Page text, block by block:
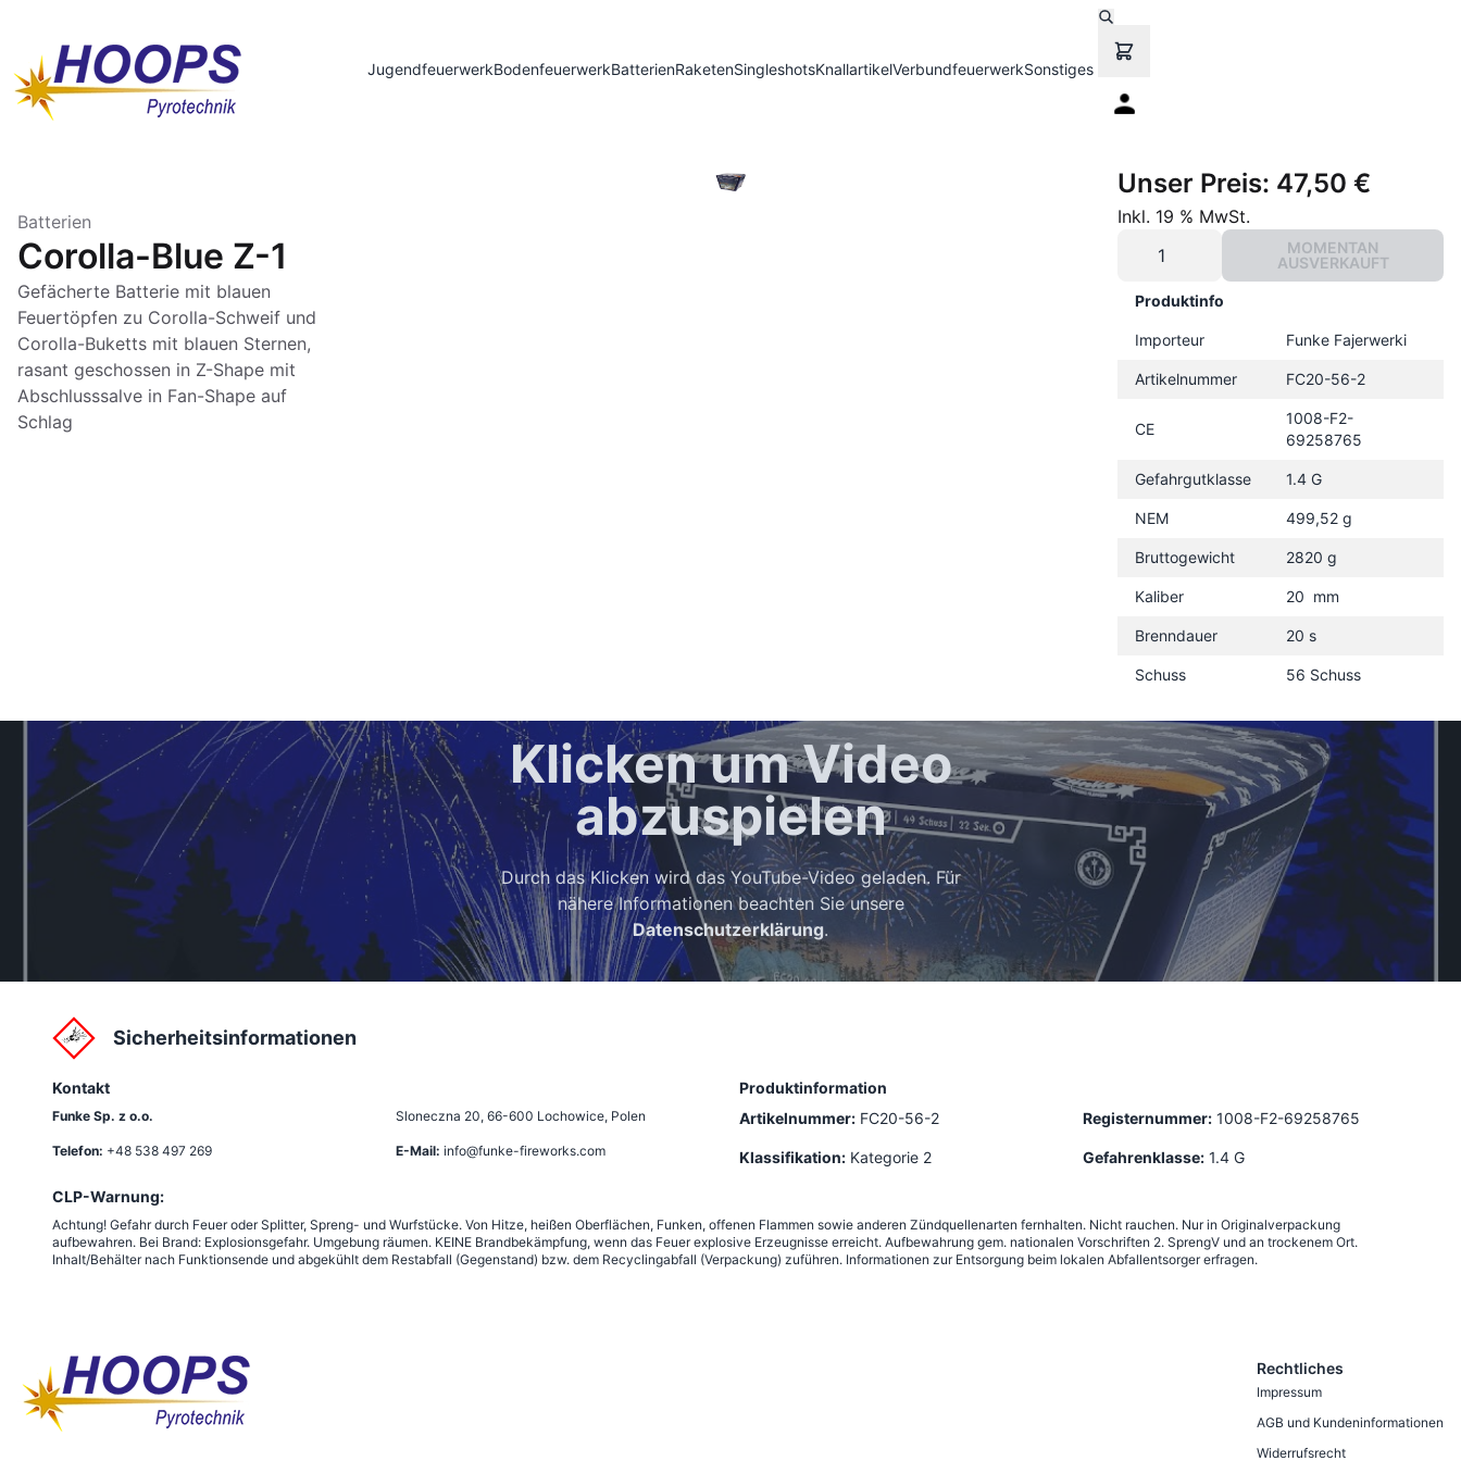
JugendfeuerwerkBodenfeuerwerkBatterienRaketenSingleshotsKnallartikelVerbundfeuerwerkSonstiges
Batterien
Corolla-Blue Z-1
Gefächerte Batterie mit blauen
Feuertöpfen zu Corolla-Schweif und
Corolla-Buketts mit blauen Sternen,
rasant geschossen in Z-Shape mit
Abschlusssalve in Fan-Shape auf
Unser Preis: 47,50 €
Inkl. 19 % MwSt.
MOMENTAN
AUSVERKAUFT
Produktinfo
Importeur Funke Fajerwerki
Artikelnummer FC20-56-2
CE
1008-F2-
69258765
Gefahrgutklasse 1.4 G
NEM 499,52 g
Bruttogewicht 2820 g
Kaliber 20 mm
Brenndauer 20 s
Schuss 56 Schuss
Klicken um Video
abzuspielen
Durch das Klicken wird das YouTube-Video geladen. Für
nähere Informationen beachten Sie unsere
Datenschutzerklärung.
Sicherheitsinformationen
Kontakt
Funke Sp. z o.o. Sloneczna 20, 66-600 Lochowice, Polen
Telefon: +48 538 497 269 E-Mail: info@funke-fireworks.com
Produktinformation
Artikelnummer: FC20-56-2 Registernummer: 1008-F2-69258765
Klassifikation: Kategorie 2 Gefahrenklasse: 1.4 G
CLP-Warnung:
Achtung! Gefahr durch Feuer oder Splitter, Spreng- und Wurfstücke. Von Hitze, heißen Oberflächen, Funken, offenen Flammen sowie anderen Zündquellenarten fernhalten. Nicht rauchen. Nur in Originalverpackung
aufbewahren. Bei Brand: Explosionsgefahr. Umgebung räumen. KEINE Brandbekämpfung, wenn das Feuer explosive Erzeugnisse erreicht. Aufbewahrung gem. nationalen Vorschriften 2. SprengV und an trockenem Ort.
Inhalt/Behälter nach Funktionsende und abgekühlt dem Restabfall (Gegenstand) bzw. dem Recyclingabfall (Verpackung) zuführen. Informationen zur Entsorgung beim lokalen Abfallentsorger erfragen.
Rechtliches
Impressum
AGB und Kundeninformationen
Widerrufsrecht